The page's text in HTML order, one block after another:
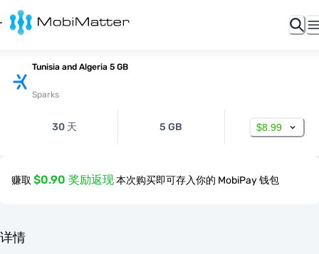
Tunisia and Algeria 5 GB
Sparks
30 天 5 GB $8.99
赚取 $0.90 奖励返现本次购买即可存入你的 MobiPay 钱包
详情